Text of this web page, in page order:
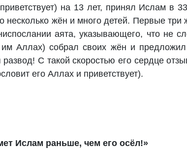
на 13 лет, принял Ислам в
несколько жён и много детей. Первые
аята, указывающего, что не
Аллах) собрал своих жён и
С такой скоростью его сердце
его Аллах и приветствует).
Ислам раньше, чем его осёл!»